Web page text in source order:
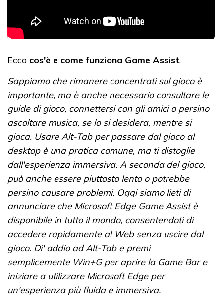
Ecco cos'è e come funziona Game Assist.
Sappiamo che rimanere concentrati sul gioco è
importante, ma è anche necessario consultare le
guide di gioco, connettersi con gli amici o persino
ascoltare musica, se lo si desidera, mentre si
gioca. Usare Alt-Tab per passare dal gioco al
desktop è una pratica comune, ma ti distoglie
dall'esperienza immersiva. A seconda del gioco,
può anche essere piuttosto lento o potrebbe
persino causare problemi. Oggi siamo lieti di
annunciare che Microsoft Edge Game Assist è
disponibile in tutto il mondo, consentendoti di
accedere rapidamente al Web senza uscire dal
gioco. Di' addio ad Alt-Tab e premi
semplicemente Win+G per aprire la Game Bar e
iniziare a utilizzare Microsoft Edge per
un'esperienza più fluida e immersiva.